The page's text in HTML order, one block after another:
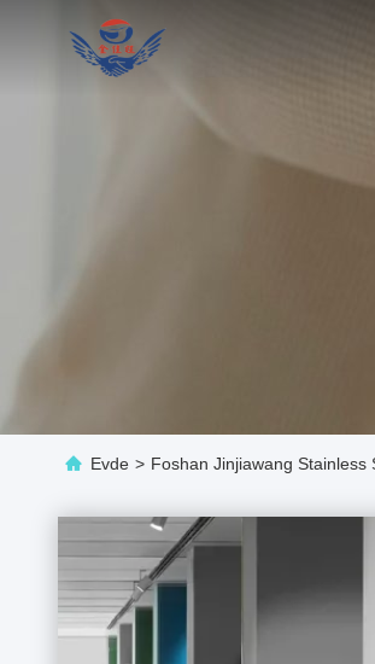
Evde > Foshan Jinjiawang Stainless